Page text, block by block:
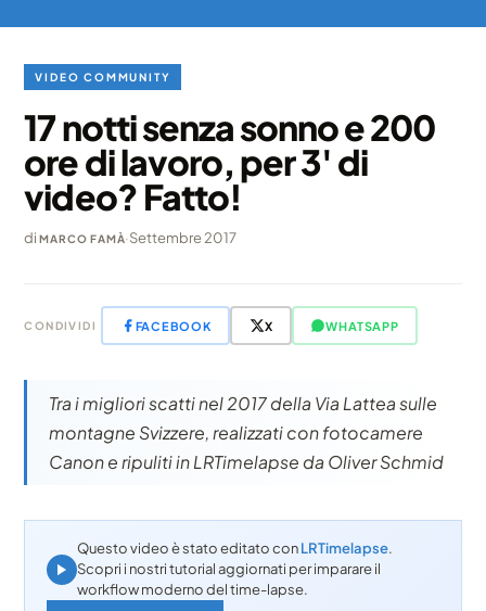
VIDEO COMMUNITY
17 notti senza sonno e 200
ore di lavoro, per 3' di
video? Fatto!
diMARCO FAMÀ·Settembre 2017
CONDIVIDI FACEBOOK X WHATSAPP
Tra i migliori scatti nel 2017 della Via Lattea sulle
montagne Svizzere, realizzati con fotocamere
Canon e ripuliti in LRTimelapse da Oliver Schmid
Questo video è stato editato conLRTimelapse.
Scopri i nostri tutorial aggiornati per imparare il
workflow moderno del time-lapse.